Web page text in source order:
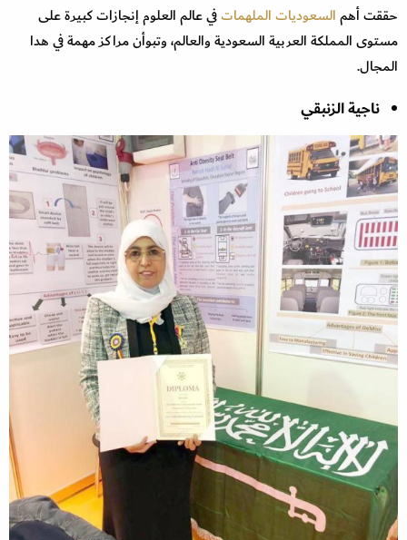
حققت أهمالسعوديات الملهماتفي عالم العلوم إنجازات كبيرة على
مستوى المملكة العربية السعودية والعالم، وتبوأن مراكز مهمة في هدا
المجال.
ناجية الزنبقي